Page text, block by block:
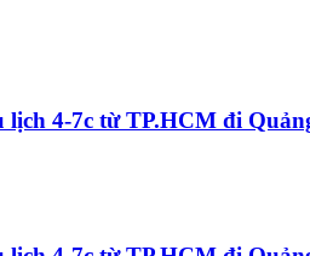
lịch 4-7c từ TP.HCM đi